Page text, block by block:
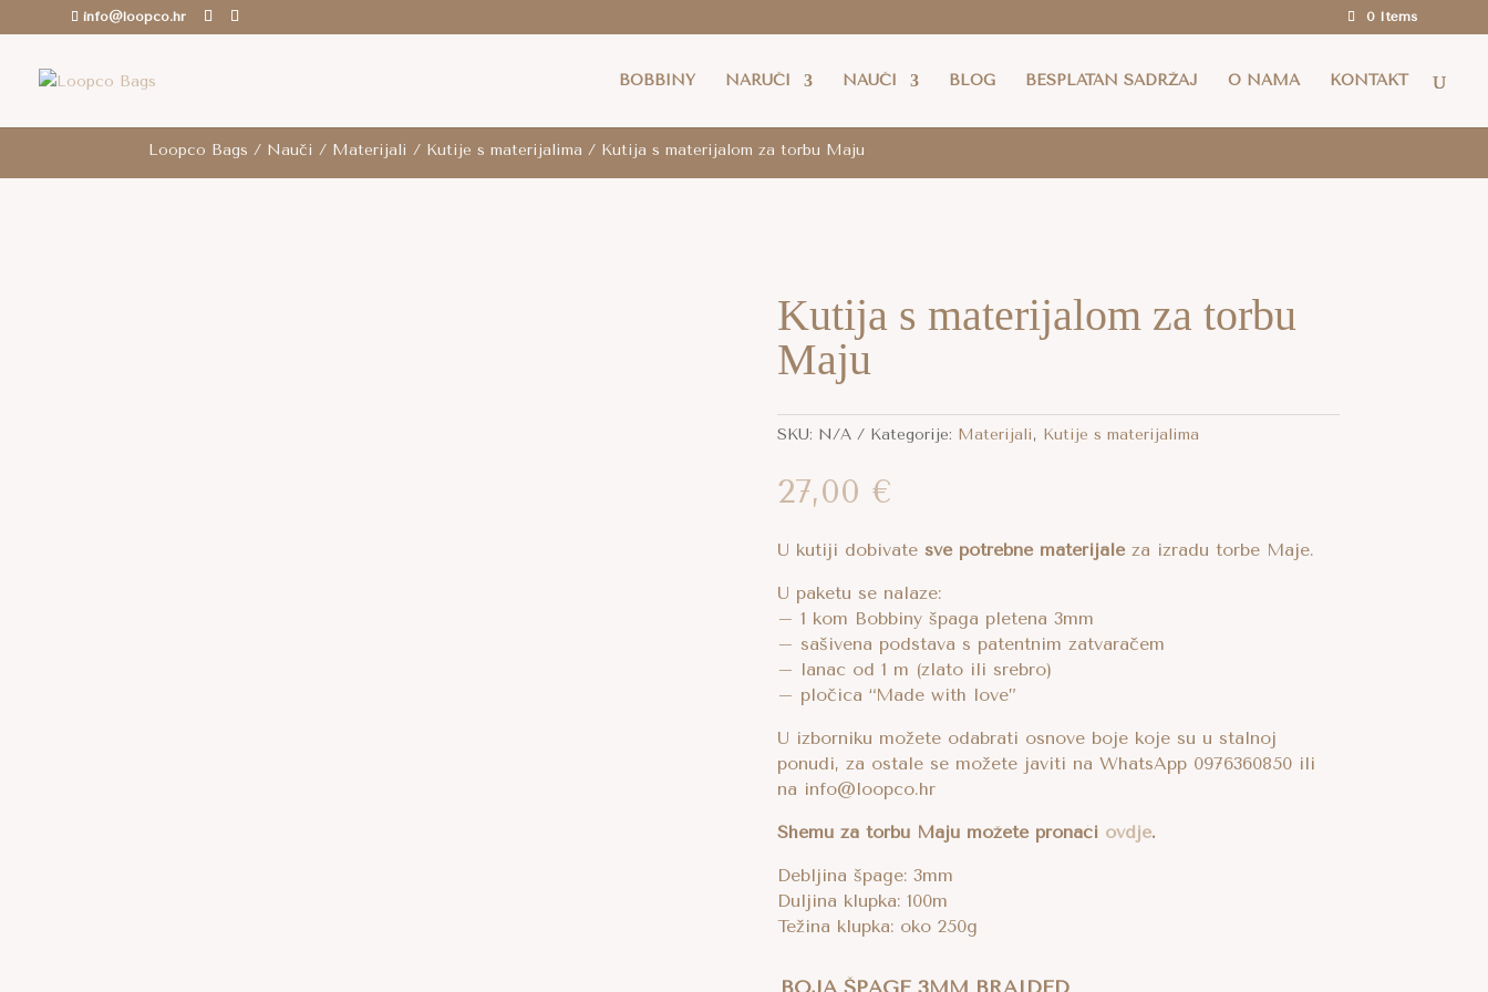
info@loopco.hr 0 Items
BOBBINY NARUČI NAUČI BLOG BESPLATAN SADRŽAJ O NAMA KONTAKT
Loopco Bags / Nauči / Materijali / Kutije s materijalima / Kutija s materijalom za torbu Maju
Kutija s materijalom za torbu
Maju
SKU: N/A Kategorije: Materijali, Kutije s materijalima
27,00 €
U kutiji dobivatesve potrebne materijaleza izradu torbe Maje.
U paketu se nalaze:
– 1 kom Bobbiny špaga pletena 3mm
– sašivena podstava s patentnim zatvaračem
– lanac od 1 m (zlato ili srebro)
– pločica “Made with love”
U izborniku možete odabrati osnove boje koje su u stalnoj
ponudi, za ostale se možete javiti na WhatsApp 0976360850 ili
na info@loopco.hr
Shemu za torbu Maju možete pronaći ovdje.
Debljina špage: 3mm
Duljina klupka: 100m
Težina klupka: oko 250g
ROK ZA SLANJE: 6-12 radnih dana.. /Besplatna dostavaje za cijelu RH za sve narudžbe iznad 80 eura i za cijelu EU za narudžbe iznad 100 eura.